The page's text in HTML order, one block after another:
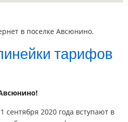
в поселке Авсюнино.
тарифов
сентября 2020 года вступают в